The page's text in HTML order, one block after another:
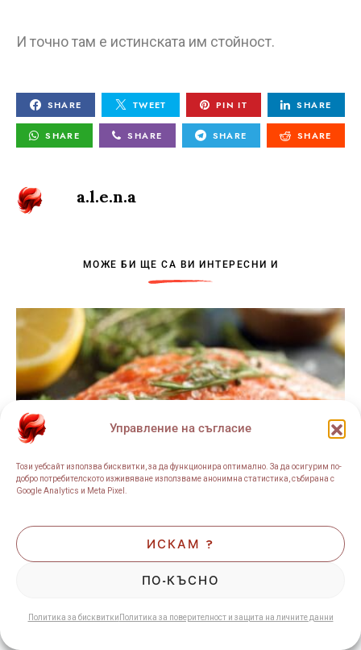
Управление на съгласие
Този уебсайт използва бисквитки, за да функционира оптимално. За да осигурим по-
добро потребителското изживяване използваме анонимна статистика, събирана с
Google Analytics и Meta Pixel.
ИСКАМ ?
ПО-КЪСНО
Политика за бисквитки Политика за поверителност и защита на личните данни
И точно там е истинската им стойност.
SHARE TWEET PIN IT SHARE
SHARE SHARE SHARE SHARE
a.l.e.n.a
МОЖЕ БИ ЩЕ СА ВИ ИНТЕРЕСНИ И
ГРИЖА ЗА ЗДРАВЕТО
Как да избираме Омега-3